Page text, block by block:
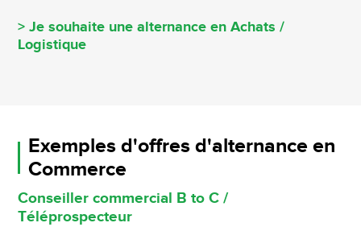
> Je souhaite une alternance en Achats /
Logistique
Exemples d'offres d'alternance en
Commerce
Conseiller commercial B to C /
Téléprospecteur